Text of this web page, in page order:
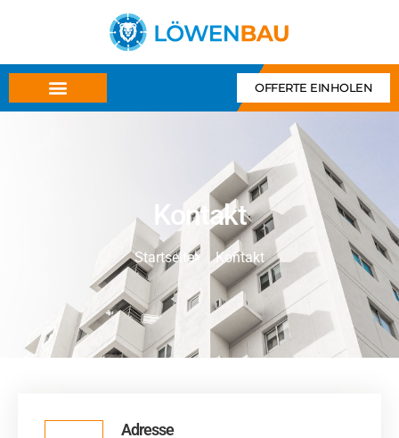
OFFERTE EINHOLEN
Kontakt
Startseite Kontakt
Adresse